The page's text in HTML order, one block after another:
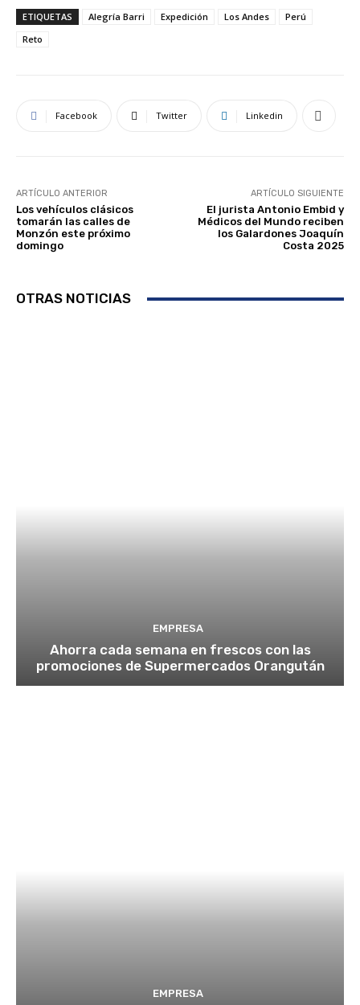
ETIQUETAS Alegría Barri Expedición Los Andes
Perú
Reto
Facebook Twitter Linkedin
ARTÍCULO ANTERIOR
Los vehículos clásicos
tomarán las calles de
Monzón este próximo
domingo
ARTÍCULO SIGUIENTE
El jurista Antonio Embid y
Médicos del Mundo reciben
los Galardones Joaquín
Costa 2025
OTRAS NOTICIAS
EMPRESA
Ahorra cada semana en frescos con las
promociones de Supermercados Orangután
EMPRESA